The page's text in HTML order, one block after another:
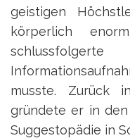
geistigen
körperlich
musste. Zurück
gründete er in
Suggestopädie in